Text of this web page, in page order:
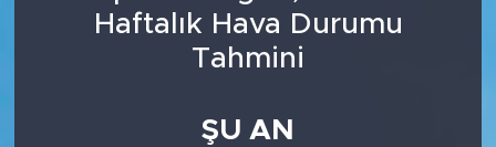
Haftalık Hava Durumu
Tahmini
ŞU AN
FİNANS
Süper Lig Puan Durumu ve Fikstür
Tüm Manşetler
Son Dakika Haberleri